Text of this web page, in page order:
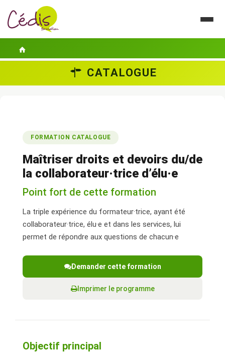
GUIDES PRATIQUES
CONTACT
ESPACE PERSONNEL
CATALOGUE
FORMATION CATALOGUE
Maîtriser droits et devoirs du/de
la collaborateur·trice d’élu·e
Point fort de cette formation
La triple expérience du formateur·trice, ayant été
collaborateur·trice, élu·e et dans les services, lui
permet de répondre aux questions de chacun·e
Demander cette formation
Imprimer le programme
Objectif principal